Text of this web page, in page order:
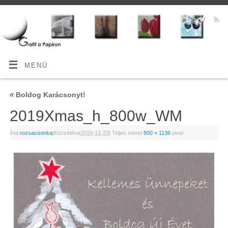
MENÜ
«Boldog Karácsonyt!
2019Xmas_h_800w_WM
Írta:rozsacsonka|Közzétéve2019-12-23| Teljes méret 800 × 1136pixel